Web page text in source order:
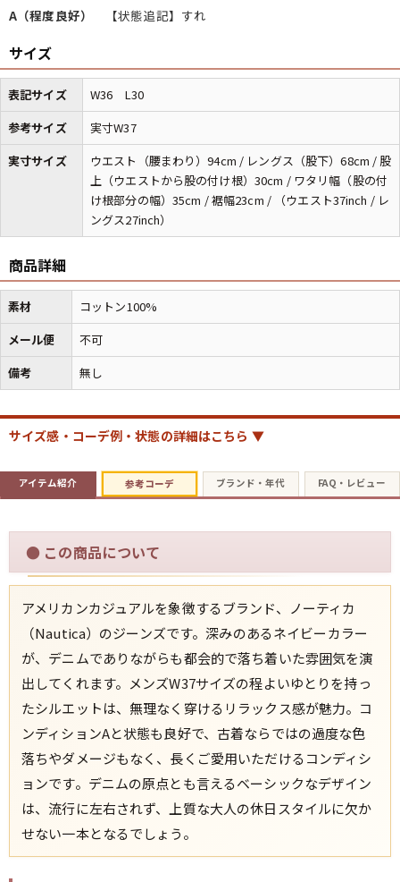
W30以下
Search by Maniac
バンド
Tシャツ
アニメ
Tシャツ
映画
Tシャツ
USA製
すべてのマニアックを見る
Search by Period
90年代 80年代
60年代 50年代 40年代
すべての年代を見る
週刊ラッシュアウト新聞
古着コラム
メディア・イベント情報
Youtube 古着屋Rush Out チャンネル
スタッフコーディネート
A（程度良好） 【状態追記】すれ
サイズ
表記サイズ
W36 L30
参考サイズ
実寸W37
実寸サイズ
ウエスト（腰まわり）94cm / レングス（股下）68cm / 股
上（ウエストから股の付け根）30cm / ワタリ幅（股の付
け根部分の幅）35cm / 裾幅23cm / （ウエスト37inch / レ
ングス27inch）
商品詳細
素材
コットン100%
メール便
不可
備考
無し
サイズ感・コーデ例・状態の詳細はこちら ▼
アイテム紹介 参考コーデ ブランド・年代 FAQ・レビュー
● この商品について
アメリカンカジュアルを象徴するブランド、ノーティカ
（Nautica）のジーンズです。深みのあるネイビーカラー
が、デニムでありながらも都会的で落ち着いた雰囲気を演
出してくれます。メンズW37サイズの程よいゆとりを持っ
たシルエットは、無理なく穿けるリラックス感が魅力。コ
ンディションAと状態も良好で、古着ならではの過度な色
落ちやダメージもなく、長くご愛用いただけるコンディシ
ョンです。デニムの原点とも言えるベーシックなデザイン
は、流行に左右されず、上質な大人の休日スタイルに欠か
せない一本となるでしょう。